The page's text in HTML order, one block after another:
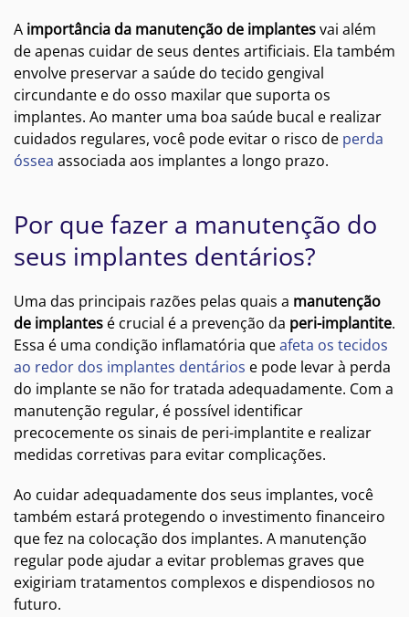
A importância da manutenção de implantesvai além
de apenas cuidar de seus dentes artificiais. Ela também
envolve preservar a saúde do tecido gengival
circundante e do osso maxilar que suporta os
implantes. Ao manter uma boa saúde bucal e realizar
cuidados regulares, você pode evitar o risco de perda
óssea associada aos implantes a longo prazo.
Por que fazer a manutenção do
seus implantes dentários?
Uma das principais razões pelas quais a manutenção
de implantes é crucial é a prevenção da peri-implantite.
Essa é uma condição inflamatória queafeta os tecidos
ao redor dos implantes dentários e pode levar à perda
do implante se não for tratada adequadamente. Com a
manutenção regular, é possível identificar
precocemente os sinais de peri-implantite e realizar
medidas corretivas para evitar complicações.
Ao cuidar adequadamente dos seus implantes, você
também estará protegendo o investimento financeiro
que fez na colocação dos implantes. A manutenção
regular pode ajudar a evitar problemas graves que
exigiriam tratamentos complexos e dispendiosos no
futuro.